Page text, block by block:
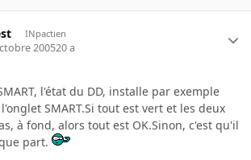
INpactien
200520 a
l'état du DD, installe par exemple
SMART.Si tout est vert et les deux
à fond, alors tout est OK.Sinon, c'est qu'il
part.